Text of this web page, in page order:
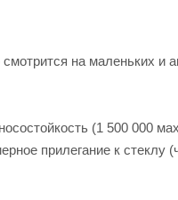
на маленьких и
(1 500 000
прилегание к стеклу